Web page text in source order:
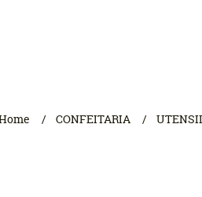
CONFEITARIA